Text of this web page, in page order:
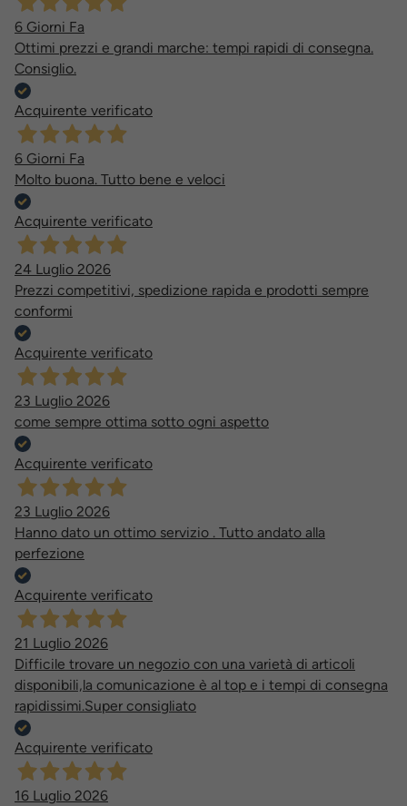
6 Giorni Fa
Ottimi prezzi e grandi marche: tempi rapidi di consegna.
Consiglio.
Acquirente verificato
6 Giorni Fa
Molto buona. Tutto bene e veloci
Acquirente verificato
24 Luglio 2026
Prezzi competitivi, spedizione rapida e prodotti sempre
conformi
Acquirente verificato
23 Luglio 2026
come sempre ottima sotto ogni aspetto
Acquirente verificato
23 Luglio 2026
Hanno dato un ottimo servizio . Tutto andato alla
perfezione
Acquirente verificato
21 Luglio 2026
Difficile trovare un negozio con una varietà di articoli
disponibili,la comunicazione è al top e i tempi di consegna
rapidissimi.Super consigliato
Acquirente verificato
16 Luglio 2026